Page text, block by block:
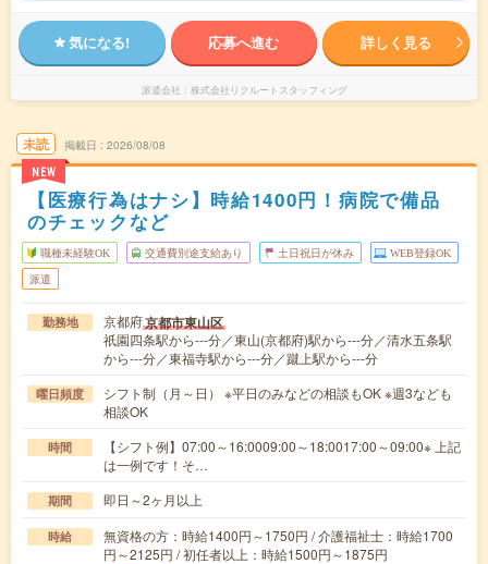
気になる! 応募へ進む 詳しく見る
派遣会社 株式会社リクルートスタッフィング
未読
NEW
掲載日 2026/08/08
【医療行為はナシ】時給1400円！病院で備品
のチェックなど
職種未経験OK 交通費別途支給あり 土日祝日が休み WEB登録OK
派遣
勤務地 京都府京都市東山区
祇園四条駅から---分／東山(京都府)駅から---分／清水五条駅
から---分／東福寺駅から---分／蹴上駅から---分
曜日頻度
シフト制（月～日） ※平日のみなどの相談もOK ※週3なども
相談OK
時間
【シフト例】07:00～16:0009:00～18:0017:00～09:00※ 上記
は一例です！そ…
期間 即日～2ヶ月以上
時給
無資格の方：時給1400円～1750円 / 介護福祉士：時給1700
円～2125円 / 初任者以上：時給1500円～1875円